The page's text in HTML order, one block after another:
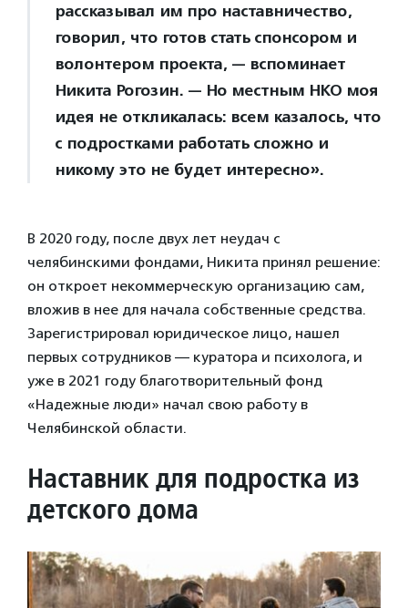
рассказывал им про наставничество,
говорил, что готов стать спонсором и
волонтером проекта, — вспоминает
Никита Рогозин. — Но местным НКО моя
идея не откликалась: всем казалось, что
с подростками работать сложно и
никому это не будет интересно».
В 2020 году, после двух лет неудач с
челябинскими фондами, Никита принял решение:
он откроет некоммерческую организацию сам,
вложив в нее для начала собственные средства.
Зарегистрировал юридическое лицо, нашел
первых сотрудников — куратора и психолога, и
уже в 2021 году благотворительный фонд
«Надежные люди» начал свою работу в
Челябинской области.
Наставник для подростка из
детского дома